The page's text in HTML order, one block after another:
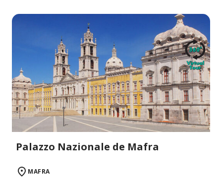
Palazzo Nazionale de Mafra
MAFRA